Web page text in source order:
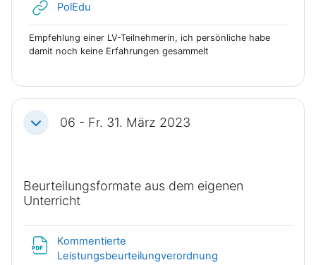
PolEdu
Empfehlung einer LV-Teilnehmerin, ich persönliche habe
damit noch keine Erfahrungen gesammelt
Einklappen06 - Fr. 31. März 2023
Beurteilungsformate aus dem eigenen
Unterricht
Kommentierte
Leistungsbeurteilungverordnung